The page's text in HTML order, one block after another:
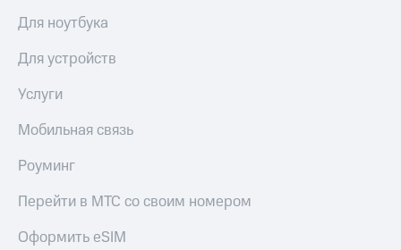
Для ноутбука
Для устройств
Услуги
Мобильная связь
Роуминг
Перейти в МТС со своим номером
Оформить eSIM